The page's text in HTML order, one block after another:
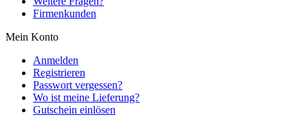
Firmenkunden
Mein Konto
Anmelden
Registrieren
Passwort vergessen?
Wo ist meine Lieferung?
Gutschein einlösen